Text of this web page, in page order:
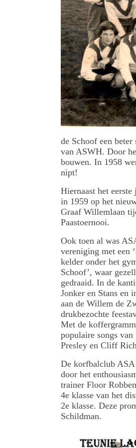
de Schoof een
van ASWH. Door
bouwen. In 1958
nipt!
Hiernaast het
in 1959 op het
Graaf Willemlaan
Paastoernooi.
Ook toen al was
vereniging met een
kelder onder het
Schoof’, waar
gedraaid. In de
Jonker en Stans en
aan de Willem de
drukbezochte
Met de
populaire songs
Presley en Cliff
De korfbalclub
door het
trainer Floor
4e klasse van het
2e klasse. Deze
Schildman.